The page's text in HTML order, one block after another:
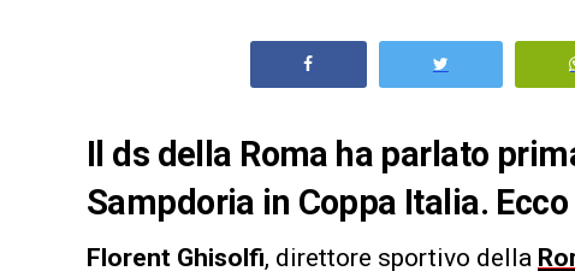
Il ds della Roma ha parlato
Sampdoria in Coppa Italia.
Florent Ghisolfi, direttore sportivo della